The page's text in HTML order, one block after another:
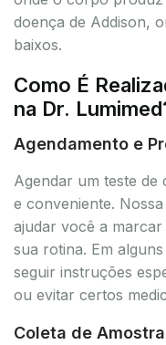
doença de Addison,
baixos.
Como É
na Dr.
Agendamento e
Agendar um teste de
e conveniente.
ajudar você a
sua rotina. Em
seguir instruções
ou evitar certos
Coleta de